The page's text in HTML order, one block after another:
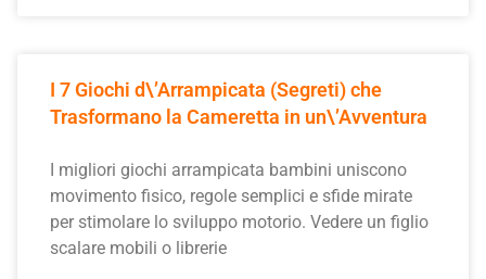
I 7 Giochi d\’Arrampicata (Segreti) che
Trasformano la Cameretta in un\’Avventura
I migliori giochi arrampicata bambini uniscono
movimento fisico, regole semplici e sfide mirate
per stimolare lo sviluppo motorio. Vedere un figlio
scalare mobili o librerie